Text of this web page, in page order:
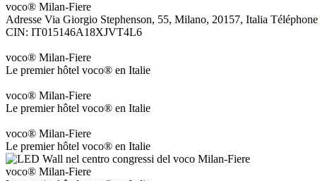
voco® Milan-Fiere
Adresse Via Giorgio Stephenson, 55, Milano, 20157, Italia Téléphone
CIN: IT015146A18XJVT4L6
voco® Milan-Fiere
Le premier hôtel voco® en Italie
voco® Milan-Fiere
Le premier hôtel voco® en Italie
voco® Milan-Fiere
Le premier hôtel voco® en Italie
voco® Milan-Fiere